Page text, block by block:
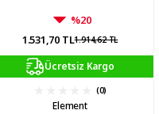
%20
1.531,70 TL1.914,62 TL
Ücretsiz Kargo
(0)
Element